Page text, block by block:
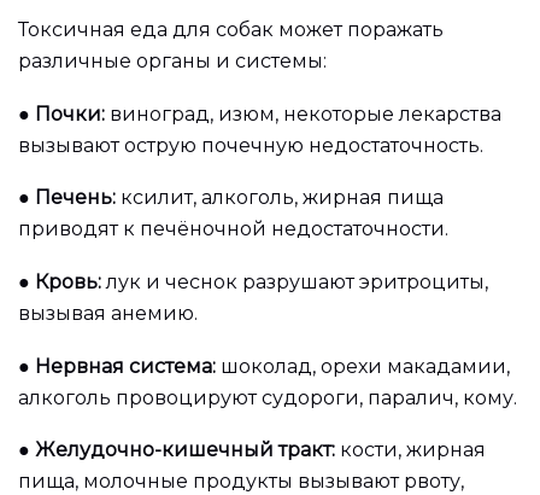
Токсичная еда для собак может поражать
различные органы и системы:
● Почки: виноград, изюм, некоторые лекарства
вызывают острую почечную недостаточность.
● Печень: ксилит, алкоголь, жирная пища
приводят к печёночной недостаточности.
● Кровь:лук и чеснок разрушают эритроциты,
вызывая анемию.
● Нервная система: шоколад, орехи макадамии,
алкоголь провоцируют судороги, паралич, кому.
● Желудочно-кишечный тракт: кости, жирная
пища, молочные продукты вызывают рвоту,